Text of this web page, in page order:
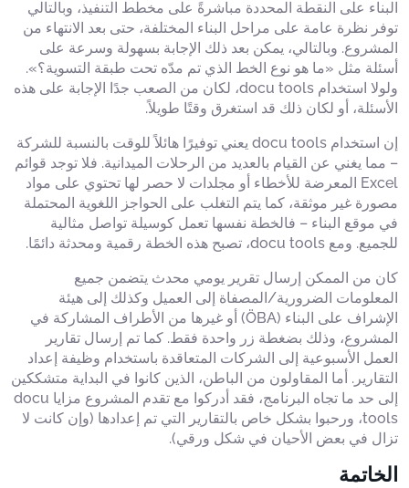
البناء على النقطة المحددة مباشرةً على مخطط التنفيذ، وبالتالي
توفر نظرة عامة على مراحل البناء المختلفة، حتى بعد الانتهاء من
المشروع. وبالتالي، يمكن بعد ذلك الإجابة بسهولة وسرعة على
أسئلة مثل «ما هو نوع الخط الذي تم مدّه تحت طبقة التسوية؟».
ولولا استخدام docu tools، لكان من الصعب جدًا الإجابة على هذه
الأسئلة، أو لكان ذلك قد استغرق وقتًا طويلاً.
إن استخدام docu tools يعني توفيرًا هائلاً للوقت بالنسبة للشركة
– مما يغني عن القيام بالعديد من الرحلات الميدانية. فلا توجد قوائم
Excel المعرضة للأخطاء أو مجلدات لا حصر لها تحتوي على مواد
مصورة غير موثقة، كما يتم التغلب على الحواجز اللغوية المحتملة
في موقع البناء – فالخطة نفسها تعمل كوسيلة تواصل مثالية
للجميع. ومع docu tools، تصبح هذه الخطة رقمية ومحدثة دائمًا.
كان من الممكن إرسال تقرير يومي محدث يتضمن جميع
المعلومات الضرورية/المصفاة إلى العميل وكذلك إلى هيئة
الإشراف على البناء (ÖBA) أو غيرها من الأطراف المشاركة في
المشروع، وذلك بضغطة زر واحدة فقط. كما تم إرسال تقارير
العمل الأسبوعية إلى الشركات المتعاقدة باستخدام وظيفة إعداد
التقارير. أما المقاولون من الباطن، الذين كانوا في البداية متشككين
إلى حد ما تجاه البرنامج، فقد أدركوا مع تقدم المشروع مزايا docu
tools، ورحبوا بشكل خاص بالتقارير التي تم إعدادها (وإن كانت لا
تزال في بعض الأحيان في شكل ورقي).
الخاتمة